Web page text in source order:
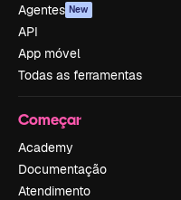
Agentes New
API
App móvel
Todas as ferramentas
Começar
Academy
Documentação
Atendimento